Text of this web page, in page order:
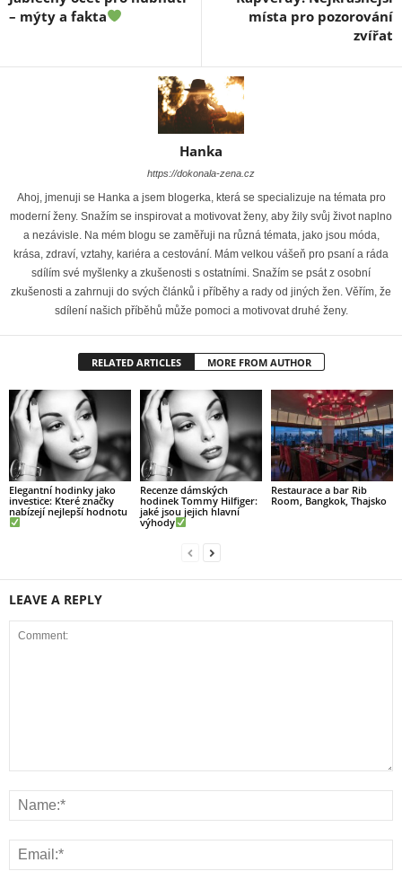
– mýty a fakta
místa pro pozorování
zvířat
Hanka
https://dokonala-zena.cz
Ahoj, jmenuji se Hanka a jsem blogerka, která se specializuje na témata pro
moderní ženy. Snažím se inspirovat a motivovat ženy, aby žily svůj život naplno
a nezávisle. Na mém blogu se zaměřuji na různá témata, jako jsou móda,
krása, zdraví, vztahy, kariéra a cestování. Mám velkou vášeň pro psaní a ráda
sdílím své myšlenky a zkušenosti s ostatními. Snažím se psát z osobní
zkušenosti a zahrnuji do svých článků i příběhy a rady od jiných žen. Věřím, že
sdílení našich příběhů může pomoci a motivovat druhé ženy.
RELATED ARTICLES MORE FROM AUTHOR
Elegantní hodinky jako
investice: Které značky
nabízejí nejlepší hodnotu
Recenze dámských
hodinek Tommy Hilfiger:
jaké jsou jejich hlavní
výhody
Restaurace a bar Rib
Room, Bangkok, Thajsko
LEAVE A REPLY